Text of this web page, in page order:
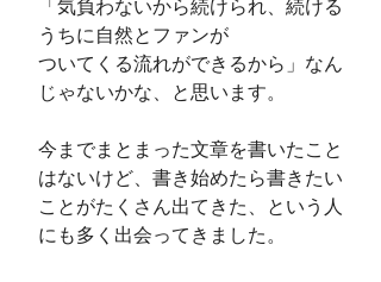
「気負わないから続けられ、続ける
うちに自然とファンが
ついてくる流れができるから」なん
じゃないかな、と思います。
今までまとまった文章を書いたこと
はないけど、書き始めたら書きたい
ことがたくさん出てきた、という人
にも多く出会ってきました。